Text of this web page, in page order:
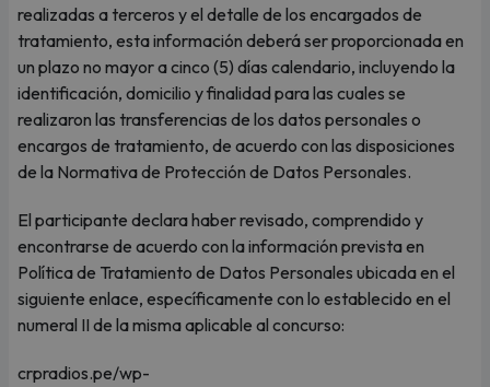
realizadas a terceros y el detalle de los encargados de
tratamiento, esta información deberá ser proporcionada en
un plazo no mayor a cinco (5) días calendario, incluyendo la
identificación, domicilio y finalidad para las cuales se
realizaron las transferencias de los datos personales o
encargos de tratamiento, de acuerdo con las disposiciones
de la Normativa de Protección de Datos Personales.
El participante declara haber revisado, comprendido y
encontrarse de acuerdo con la información prevista en
Política de Tratamiento de Datos Personales ubicada en el
siguiente enlace, específicamente con lo establecido en el
numeral II de la misma aplicable al concurso:
crpradios.pe/wp-